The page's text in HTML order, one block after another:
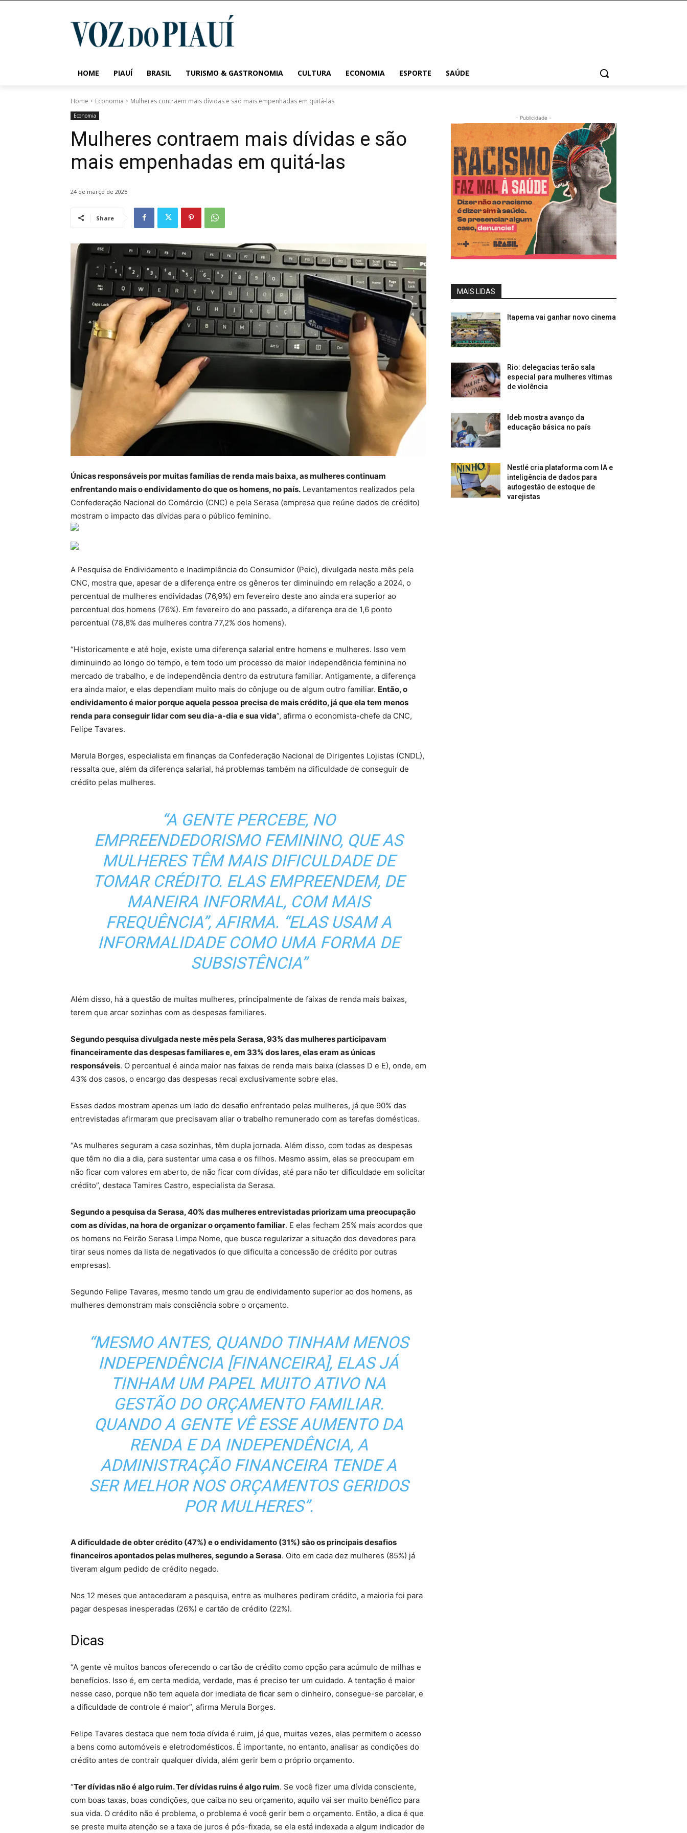
HOME PIAUÍ BRASIL TURISMO & GASTRONOMIA CULTURA ECONOMIA ESPORTE SAÚDE
Home Economia Mulheres contraem mais dívidas e são mais empenhadas em quitá-las
Economia
Mulheres contraem mais dívidas e são
mais empenhadas em quitá-las
24 de março de 2025
Share
Únicas responsáveis por muitas famílias de renda mais baixa, as mulheres continuam
enfrentando mais o endividamento do que os homens, no país. Levantamentos realizados pela
Confederação Nacional do Comércio (CNC) e pela Serasa (empresa que reúne dados de crédito)
mostram o impacto das dívidas para o público feminino.
A Pesquisa de Endividamento e Inadimplência do Consumidor (Peic), divulgada neste mês pela
CNC, mostra que, apesar de a diferença entre os gêneros ter diminuindo em relação a 2024, o
percentual de mulheres endividadas (76,9%) em fevereiro deste ano ainda era superior ao
percentual dos homens (76%). Em fevereiro do ano passado, a diferença era de 1,6 ponto
percentual (78,8% das mulheres contra 77,2% dos homens).
“Historicamente e até hoje, existe uma diferença salarial entre homens e mulheres. Isso vem
diminuindo ao longo do tempo, e tem todo um processo de maior independência feminina no
mercado de trabalho, e de independência dentro da estrutura familiar. Antigamente, a diferença
era ainda maior, e elas dependiam muito mais do cônjuge ou de algum outro familiar. Então, o
endividamento é maior porque aquela pessoa precisa de mais crédito, já que ela tem menos
renda para conseguir lidar com seu dia-a-dia e sua vida”, afirma o economista-chefe da CNC,
Felipe Tavares.
Merula Borges, especialista em finanças da Confederação Nacional de Dirigentes Lojistas (CNDL),
ressalta que, além da diferença salarial, há problemas também na dificuldade de conseguir de
crédito pelas mulheres.
“A GENTE PERCEBE, NO
EMPREENDEDORISMO FEMININO, QUE AS
MULHERES TÊM MAIS DIFICULDADE DE
TOMAR CRÉDITO. ELAS EMPREENDEM, DE
MANEIRA INFORMAL, COM MAIS
FREQUÊNCIA”, AFIRMA. “ELAS USAM A
INFORMALIDADE COMO UMA FORMA DE
SUBSISTÊNCIA”
Além disso, há a questão de muitas mulheres, principalmente de faixas de renda mais baixas,
terem que arcar sozinhas com as despesas familiares.
Segundo pesquisa divulgada neste mês pela Serasa, 93% das mulheres participavam
financeiramente das despesas familiares e, em 33% dos lares, elas eram as únicas
responsáveis. O percentual é ainda maior nas faixas de renda mais baixa (classes D e E), onde, em
43% dos casos, o encargo das despesas recai exclusivamente sobre elas.
Esses dados mostram apenas um lado do desafio enfrentado pelas mulheres, já que 90% das
entrevistadas afirmaram que precisavam aliar o trabalho remunerado com as tarefas domésticas.
“As mulheres seguram a casa sozinhas, têm dupla jornada. Além disso, com todas as despesas
que têm no dia a dia, para sustentar uma casa e os filhos. Mesmo assim, elas se preocupam em
não ficar com valores em aberto, de não ficar com dívidas, até para não ter dificuldade em solicitar
crédito”, destaca Tamires Castro, especialista da Serasa.
Segundo a pesquisa da Serasa, 40% das mulheres entrevistadas priorizam uma preocupação
com as dívidas, na hora de organizar o orçamento familiar. E elas fecham 25% mais acordos que
os homens no Feirão Serasa Limpa Nome, que busca regularizar a situação dos devedores para
tirar seus nomes da lista de negativados (o que dificulta a concessão de crédito por outras
empresas).
Segundo Felipe Tavares, mesmo tendo um grau de endividamento superior ao dos homens, as
mulheres demonstram mais consciência sobre o orçamento.
“MESMO ANTES, QUANDO TINHAM MENOS
INDEPENDÊNCIA [FINANCEIRA], ELAS JÁ
TINHAM UM PAPEL MUITO ATIVO NA
GESTÃO DO ORÇAMENTO FAMILIAR.
QUANDO A GENTE VÊ ESSE AUMENTO DA
RENDA E DA INDEPENDÊNCIA, A
ADMINISTRAÇÃO FINANCEIRA TENDE A
SER MELHOR NOS ORÇAMENTOS GERIDOS
POR MULHERES”.
A dificuldade de obter crédito (47%) e o endividamento (31%) são os principais desafios
financeiros apontados pelas mulheres, segundo a Serasa. Oito em cada dez mulheres (85%) já
tiveram algum pedido de crédito negado.
Nos 12 meses que antecederam a pesquisa, entre as mulheres pediram crédito, a maioria foi para
pagar despesas inesperadas (26%) e cartão de crédito (22%).
Dicas
“A gente vê muitos bancos oferecendo o cartão de crédito como opção para acúmulo de milhas e
benefícios. Isso é, em certa medida, verdade, mas é preciso ter um cuidado. A tentação é maior
nesse caso, porque não tem aquela dor imediata de ficar sem o dinheiro, consegue-se parcelar, e
a dificuldade de controle é maior”, afirma Merula Borges.
Felipe Tavares destaca que nem toda dívida é ruim, já que, muitas vezes, elas permitem o acesso
a bens como automóveis e eletrodomésticos. É importante, no entanto, analisar as condições do
crédito antes de contrair qualquer dívida, além gerir bem o próprio orçamento.
“Ter dívidas não é algo ruim. Ter dívidas ruins é algo ruim. Se você fizer uma dívida consciente,
com boas taxas, boas condições, que caiba no seu orçamento, aquilo vai ser muito benéfico para
sua vida. O crédito não é problema, o problema é você gerir bem o orçamento. Então, a dica é que
se preste muita atenção se a taxa de juros é pós-fixada, se ela está indexada a algum indicador de
- Publicidade -
MAIS LIDAS
Itapema vai ganhar novo cinema
Rio: delegacias terão sala
especial para mulheres vítimas
de violência
Ideb mostra avanço da
educação básica no país
Nestlé cria plataforma com IA e
inteligência de dados para
autogestão de estoque de
varejistas